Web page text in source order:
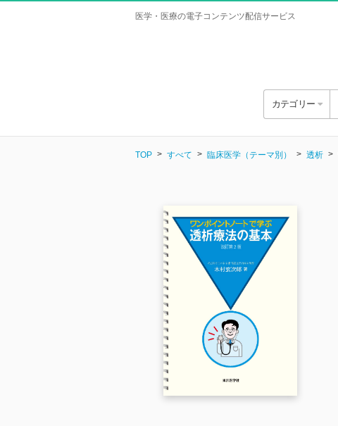
医学・医療の電子コンテンツ配信サービス
カテゴリー
TOP すべて 臨床医学（テーマ別） 透析